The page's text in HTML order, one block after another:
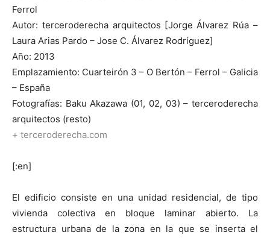
Ferrol
Autor: terceroderecha arquitectos [Jorge Álvarez Rúa –
Laura Arias Pardo – Jose C. Álvarez Rodríguez]
Año: 2013
Emplazamiento: Cuarteirón 3 – O Bertón – Ferrol – Galicia
– España
Fotografías: Baku Akazawa (01, 02, 03) – terceroderecha
arquitectos (resto)
+ terceroderecha.com
[:en]
El edificio consiste en una unidad residencial, de tipo
vivienda colectiva en bloque laminar abierto. La
estructura urbana de la zona en la que se inserta el